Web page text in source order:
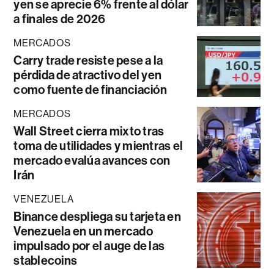
yen se aprecie 6% frente al dólar
a finales de 2026
MERCADOS
Carry trade resiste pese a la
pérdida de atractivo del yen
como fuente de financiación
MERCADOS
Wall Street cierra mixto tras
toma de utilidades y mientras el
mercado evalúa avances con
Irán
VENEZUELA
Binance despliega su tarjeta en
Venezuela en un mercado
impulsado por el auge de las
stablecoins